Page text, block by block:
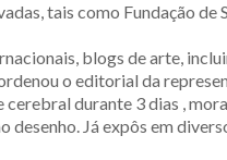
tais como Fundação
blogs de arte,
o editorial da
durante 3 dias ,
Já expôs em